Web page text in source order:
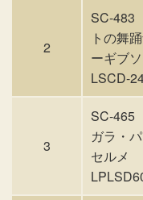
2
SC-
トの舞
ーギブ
LSCD-
3
SC-465
ガラ・
セルメ